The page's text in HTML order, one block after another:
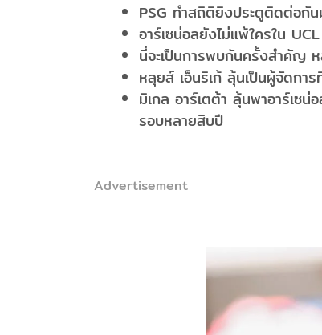
PSG ทำสถิติยิงประตูติดต่อกัน
อาร์เซน่อลยังไม่แพ้ใครใน
นี่จะเป็นการพบกันครั้งสำคัญ
หลุยส์ เอ็นริเก้ ลุ้นเป็นผู้จัดก
มิเกล อาร์เตต้า ลุ้นพาอาร์เซ
รอบหลายสิบปี
Advertisement